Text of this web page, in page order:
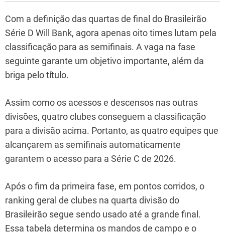
Com a definição das quartas de final do Brasileirão
Série D Will Bank, agora apenas oito times lutam pela
classificação para as semifinais. A vaga na fase
seguinte garante um objetivo importante, além da
briga pelo título.
Assim como os acessos e descensos nas outras
divisões, quatro clubes conseguem a classificação
para a divisão acima. Portanto, as quatro equipes que
alcançarem as semifinais automaticamente
garantem o acesso para a Série C de 2026.
Após o fim da primeira fase, em pontos corridos, o
ranking geral de clubes na quarta divisão do
Brasileirão segue sendo usado até a grande final.
Essa tabela determina os mandos de campo e o